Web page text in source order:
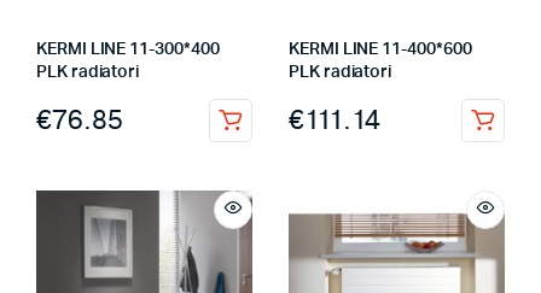
KERMI LINE 11-300*400
PLK radiatori
€76.85
KERMI LINE 11-400*600
PLK radiatori
€111.14